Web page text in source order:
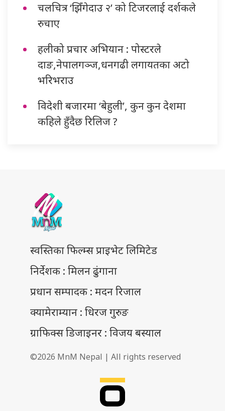
चलचित्र ‘झिँगेदाउ २’ को टिजरलाई दर्शकले
रुचाए
हलीको प्रचार अभियान : पोस्टरले
दाङ,नेपालगञ्ज,धनगढी लगायतका अटो
भरिभराउ
विदेशी बजारमा ‘बेहुली’, कुन कुन देशमा
कहिले हुँदैछ रिलिज ?
स्वस्तिका फिल्म्स प्राइभेट लिमिटेड
निर्देशक : मिलन ढुंगाना
प्रधान सम्पादक : मदन रिजाल
क्यामेराम्यान : धिरज गुरुङ
ग्राफिक्स डिजाइनर : विजय बस्याल
©2026 MnM Nepal | All rights reserved